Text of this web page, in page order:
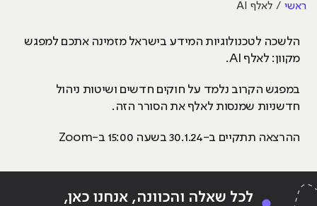
ראשי לאלף AI
הלשכה לטכנולוגיות המידע בישראל מזמינה אתכם למפגש
מקוון: לאלף AI.
במפגש הקרוב נלמד על חוקים חדשים ושיטות ניהול
חדשניות שמנסות לאלף את הסורר הזה.
ההרצאה תתקיים ב-30.1.24 בשעה 15:00 ב-Zoom
לכל שאלה והכוונה, אנחנו כאן,